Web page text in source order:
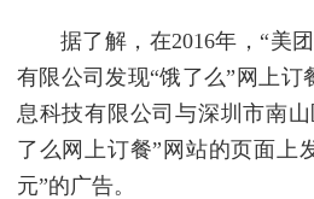
据了解，在2016年，“美
有限公司发现“饿了么”网上订
息科技有限公司与深圳市南
了么网上订餐”网站的页面上
元”的广告。